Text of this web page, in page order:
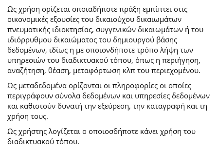
Ως χρήση ορίζεται οποιαδήποτε πράξη εμπίπτει στις
οικονομικές εξουσίες του δικαιούχου δικαιωμάτων
πνευματικής ιδιοκτησίας, συγγενικών δικαιωμάτων ή του
ιδιόρρυθμου δικαιώματος του δημιουργού βάσης
δεδομένων, ιδίως η με οποιονδήποτε τρόπο λήψη των
υπηρεσιών του διαδικτυακού τόπου, όπως η περιήγηση,
αναζήτηση, θέαση, μεταφόρτωση κλπ του περιεχομένου.
Ως μεταδεδομένα ορίζονται οι πληροφορίες οι οποίες
περιγράφουν σύνολα δεδομένων και υπηρεσίες δεδομένων
και καθιστούν δυνατή την εξεύρεση, την καταγραφή και τη
χρήση τους.
Ως χρήστης λογίζεται ο οποιοσδήποτε κάνει χρήση του
διαδικτυακού τόπου.